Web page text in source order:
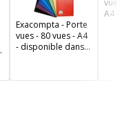
Exacompta - Porte
vues - 80 vues - A4
- disponible dans
vues -
A4 -